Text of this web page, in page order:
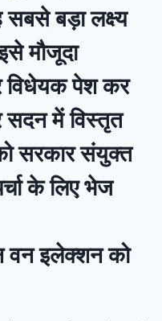
बड़ा लक्ष्य
मौजूदा
विधेयक पेश कर
में विस्तृत
सरकार संयुक्त
के लिए भेज
वन इलेक्शन को